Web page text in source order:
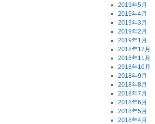
2019年5月
2019年4月
2019年3月
2019年2月
2019年1月
2018年12月
2018年11月
2018年10月
2018年9月
2018年8月
2018年7月
2018年6月
2018年5月
2018年4月